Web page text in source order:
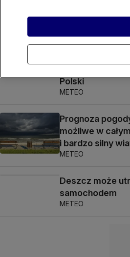
Burze w kraju
Polski
METEO
Prognoza
możliwe w
i bardzo silny
METEO
Deszcz może
samochodem
METEO